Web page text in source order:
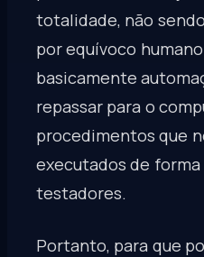
totalidade, não
por equívoco
basicamente
repassar para o
procedimentos que
executados de
testadores.
Portanto, para que